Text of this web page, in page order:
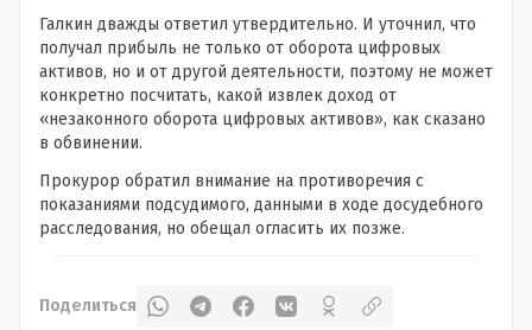
Галкин дважды ответил утвердительно. И уточнил, что
получал прибыль не только от оборота цифровых
активов, но и от другой деятельности, поэтому не может
конкретно посчитать, какой извлек доход от
«незаконного оборота цифровых активов», как сказано
в обвинении.
Прокурор обратил внимание на противоречия с
показаниями подсудимого, данными в ходе досудебного
расследования, но обещал огласить их позже.
Поделиться